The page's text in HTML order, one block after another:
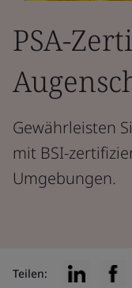
PSA-
Gewährleisten
mit BSI-
Umgebungen.
Teilen: